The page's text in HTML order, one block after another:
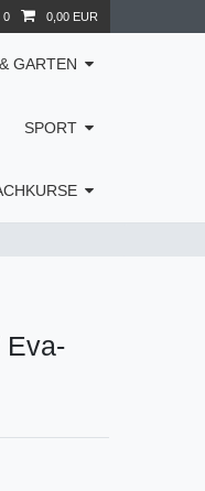
0 0,00 EUR
GARTEN
SPORT
Eva-